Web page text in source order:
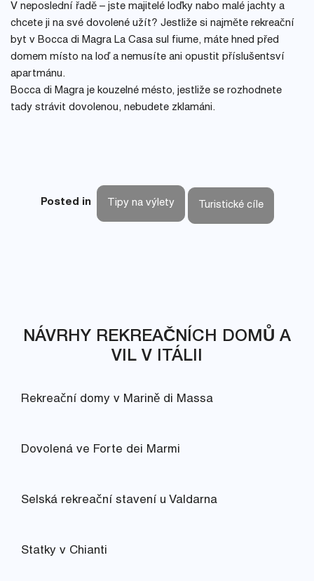
V neposlední řadě – jste majitelé loďky nabo malé jachty a
chcete ji na své dovolené užít? Jestliže si najměte rekreační
byt v Bocca di Magra La Casa sul fiume, máte hned před
domem místo na loď a nemusíte ani opustit příslušentsví
apartmánu.
Bocca di Magra je kouzelné mésto, jestliže se rozhodnete
tady strávit dovolenou, nebudete zklamáni.
Posted in Tipy na výlety Turistické cíle
NÁVRHY REKREAČNÍCH DOMŮ A
VIL V ITÁLII
Rekreační domy v Marině di Massa
Dovolená ve Forte dei Marmi
Selská rekreační stavení u Valdarna
Statky v Chianti